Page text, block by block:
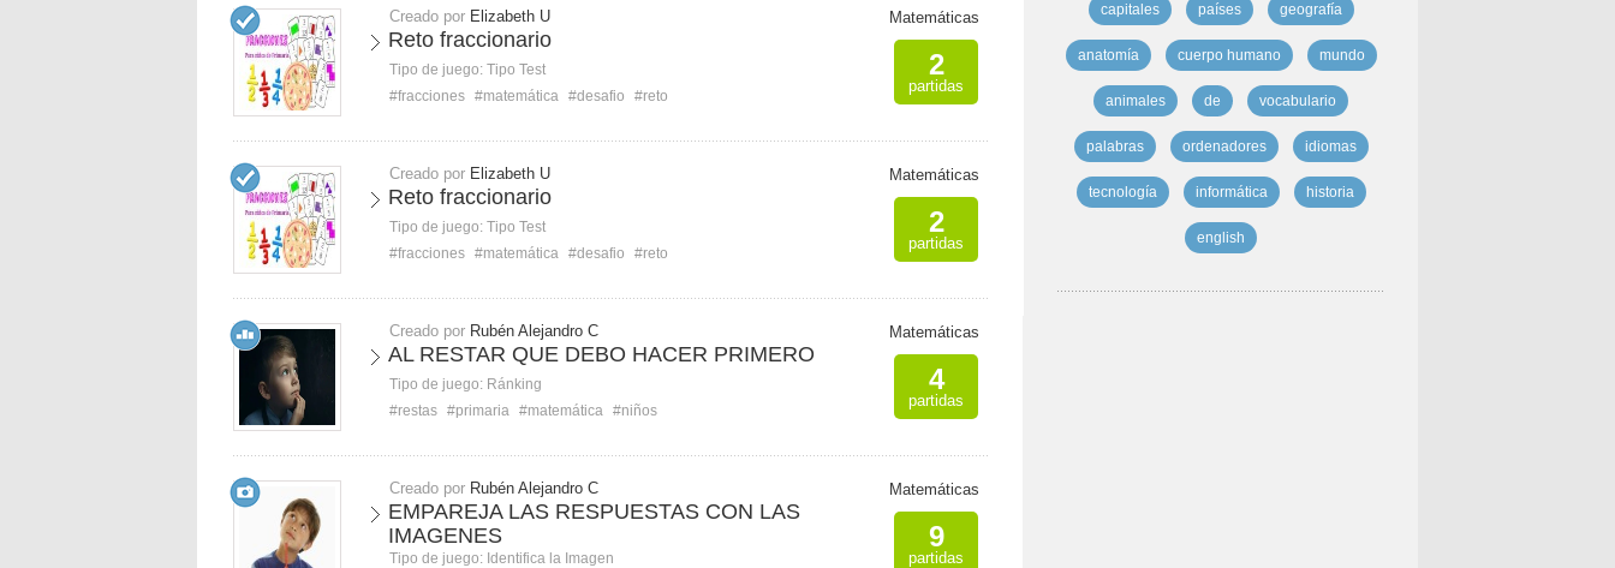
Creado por Elizabeth U
Reto fraccionario
Tipo de juego: Tipo Test
#fracciones #matemática #desafio #reto
Matemáticas
2
partidas
Creado por Elizabeth U
Reto fraccionario
Tipo de juego: Tipo Test
#fracciones #matemática #desafio #reto
Matemáticas
2
partidas
Creado por Rubén Alejandro C
AL RESTAR QUE DEBO HACER PRIMERO
Tipo de juego: Ránking
#restas #primaria #matemática #niños
Matemáticas
4
partidas
Creado por Rubén Alejandro C
EMPAREJA LAS RESPUESTAS CON LAS
IMAGENES
Tipo de juego: Identifica la Imagen
Matemáticas
9
partidas
capitales países geografía
anatomía cuerpo humano mundo
animales de vocabulario
palabras ordenadores idiomas
tecnología informática historia
english